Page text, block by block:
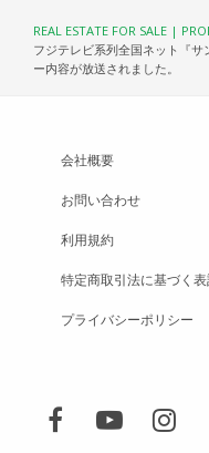
REAL ESTATE FOR SALE |
フジテレビ系列全国ネット『
ー内容が放送されました。
会社概要
お問い合わせ
利用規約
特定商取引法に基づく
プライバシーポリシー